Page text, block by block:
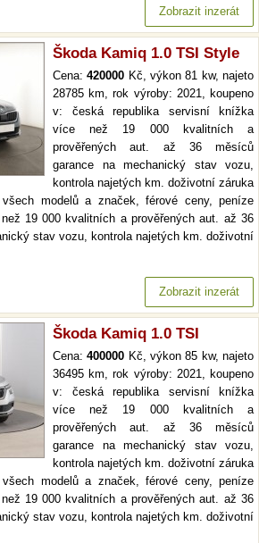
Zobrazit inzerát
Škoda Kamiq 1.0 TSI Style
Cena:420000 Kč, výkon 81 kw, najeto
28785 km, rok výroby: 2021, koupeno
v: česká republika servisní knížka
více než 19 000 kvalitních a
prověřených aut. až 36 měsíců
garance na mechanický stav vozu,
kontrola najetých km. doživotní záruka
všech modelů a značek, férové ceny, peníze
19 000 kvalitních a prověřených aut. až 36
stav vozu, kontrola najetých km. doživotní
Zobrazit inzerát
Škoda Kamiq 1.0 TSI
Cena:400000 Kč, výkon 85 kw, najeto
36495 km, rok výroby: 2021, koupeno
v: česká republika servisní knížka
více než 19 000 kvalitních a
prověřených aut. až 36 měsíců
garance na mechanický stav vozu,
kontrola najetých km. doživotní záruka
všech modelů a značek, férové ceny, peníze
19 000 kvalitních a prověřených aut. až 36
stav vozu, kontrola najetých km. doživotní